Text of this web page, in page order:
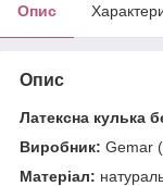
Опис
Опис
Латексна кулька
Виробник: Gemar
Матеріал: